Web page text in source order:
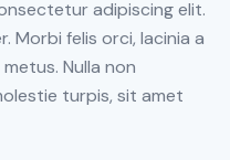
adipiscing elit.
Morbi felis orci, lacinia a
Nulla non
turpis, sit amet